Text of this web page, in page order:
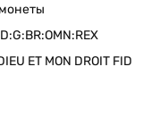
ET MON DROIT FID